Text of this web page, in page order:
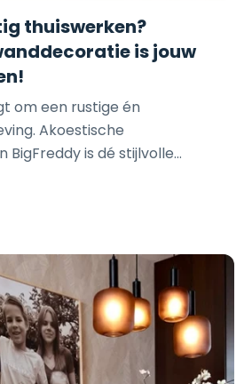
thuiswerken?
is jouw
om een rustige én
Akoestische
BigFreddy is dé stijlvolle
schilderijen